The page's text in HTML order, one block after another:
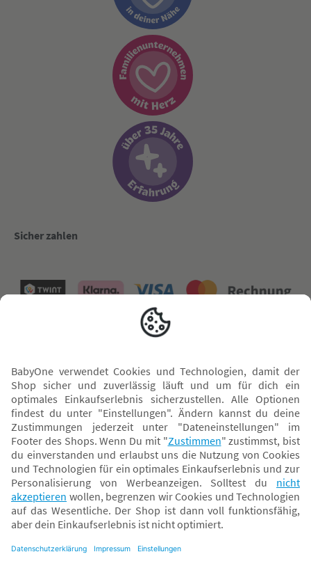
Sicher zahlen
* Alle Preise inkl. MwSt. und ggf. zzgl.Versandkosten. Der dargestellte Preis gilt -
abhängig von der von dir gewählten Option - im BabyOne-Onlineshop oder bei
Abholung in dem von dir gewählten BabyOne-Franchise-Betrieb. Der für den
Onlineshop geltende Preis stellt bei einem Verkauf durch unsere Franchise-
Nehmer eine unverbindliche Preisempfehlung dar. Der Verkaufspreis der
daher von dem Verkaufspreis im Onlineshop abweichen. Angaben zu